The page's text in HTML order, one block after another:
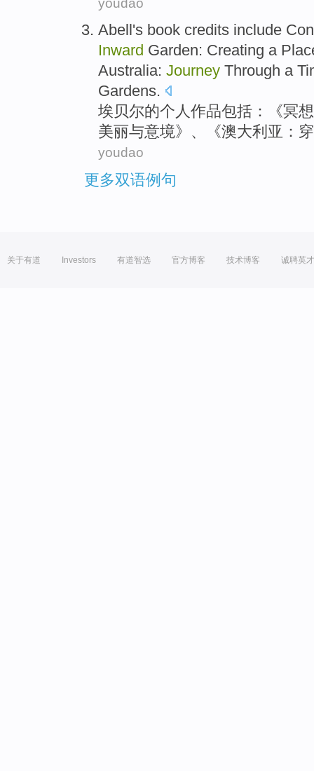
Abell 's book credits include
Inward Garden: Creating a
Australia: Journey Through a
Gardens.
埃贝尔的个人作品包括 ：《冥想
美丽与意境》、《澳大利亚 ：
youdao
更多双语例句
关于有道 Investors 有道智选 官方博客 技术博客 诚聘英才